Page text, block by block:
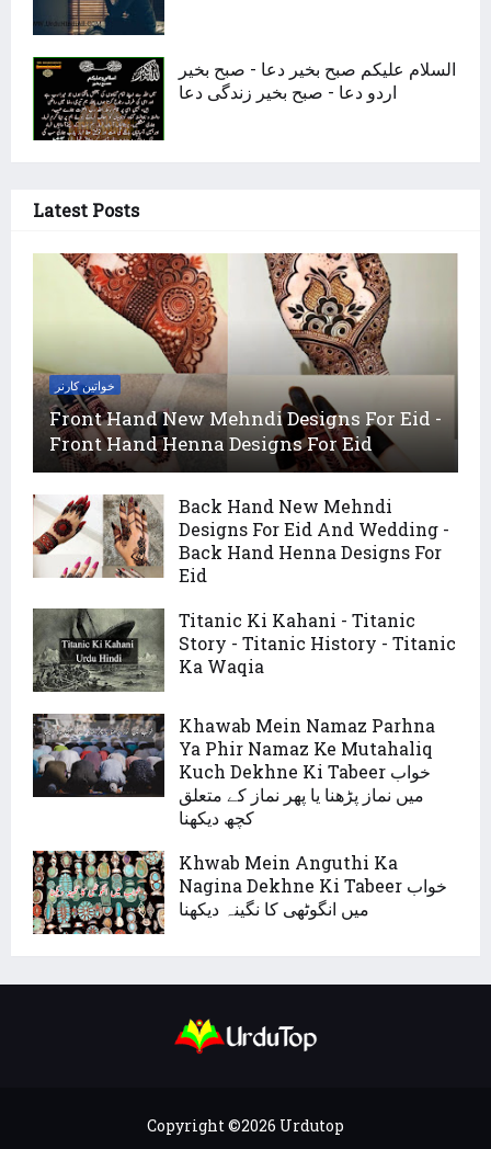
السلام علیکم صبح بخیر دعا - صبح بخیر
اردو دعا - صبح بخیر زندگی دعا
Latest Posts
خواتین کارنر
Front Hand New Mehndi Designs For Eid -
Front Hand Henna Designs For Eid
Back Hand New Mehndi
Designs For Eid And Wedding -
Back Hand Henna Designs For
Eid
Titanic Ki Kahani - Titanic
Story - Titanic History - Titanic
Ka Waqia
Khawab Mein Namaz Parhna
Ya Phir Namaz Ke Mutahaliq
Kuch Dekhne Ki Tabeer خواب
میں نماز پڑھنا یا پھر نماز کے متعلق
کچھ دیکھنا
Khwab Mein Anguthi Ka
Nagina Dekhne Ki Tabeer خواب
میں انگوٹھی کا نگینہ دیکھنا
Copyright ©2026 Urdutop